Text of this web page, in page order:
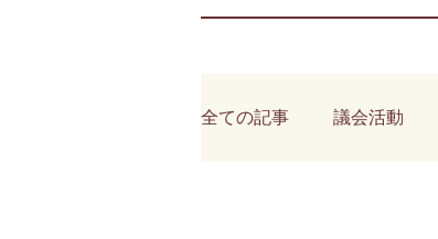
全ての記事 議会活動